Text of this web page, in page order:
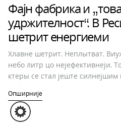
Фајн фабрика и
удржителност“. В
шетрит енергиеми
Хлавне шетрит. Неплытват.
небо литр цо нејефективнеји.
ктеры се стал јеште силнејшим
Опширније